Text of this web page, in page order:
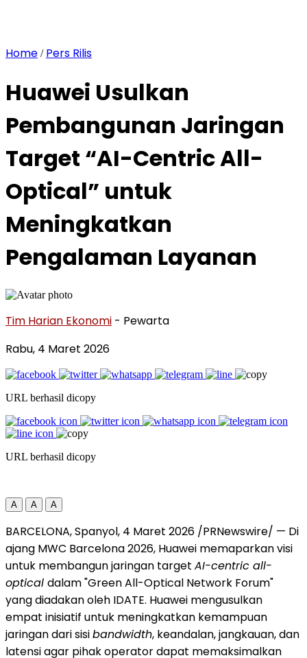
Home / Pers Rilis
Huawei Usulkan
Pembangunan Jaringan
Target “AI-Centric All-
Optical” untuk
Meningkatkan
Pengalaman Layanan
Tim Harian Ekonomi - Pewarta
Rabu, 4 Maret 2026
URL berhasil dicopy
URL berhasil dicopy
A A A
BARCELONA, Spanyol, 4 Maret 2026 /PRNewswire/ — Di
ajang MWC Barcelona 2026, Huawei memaparkan visi
untuk membangun jaringan target AI-centric all-
optical dalam "Green All-Optical Network Forum"
yang diadakan oleh IDATE. Huawei mengusulkan
empat inisiatif untuk meningkatkan kemampuan
jaringan dari sisibandwidth, keandalan, jangkauan, dan
latensi agar pihak operator dapat memaksimalkan